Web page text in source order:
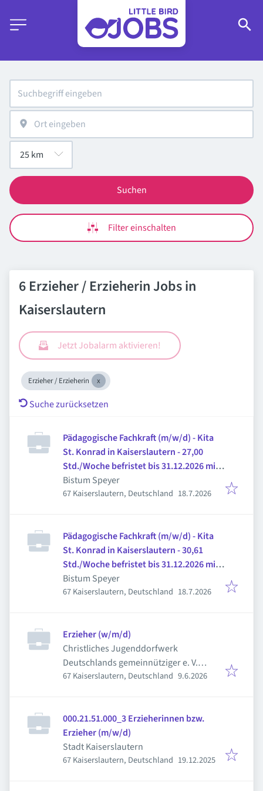
Suchen
Filter einschalten
6 Erzieher / Erzieherin Jobs in
Kaiserslautern
Jetzt Jobalarm aktivieren!
Erzieher / Erzieherin
Suche zurücksetzen
Pädagogische Fachkraft (m/w/d) - Kita
St. Konrad in Kaiserslautern - 27,00
Std./Woche befristet bis 31.12.2026 mit
Option auf Verlängerung
Bistum Speyer
67 Kaiserslautern, Deutschland Veröffentlicht :
18.7.2026
Pädagogische Fachkraft (m/w/d) - Kita
St. Konrad in Kaiserslautern - 30,61
Std./Woche befristet bis 31.12.2026 mit
Option auf Verlängerung
Bistum Speyer
67 Kaiserslautern, Deutschland Veröffentlicht :
18.7.2026
Erzieher (w/m/d)
Christliches Jugenddorfwerk
Deutschlands gemeinnütziger e. V.
(CJD)
67 Kaiserslautern, Deutschland Veröffentlicht :
9.6.2026
000.21.51.000_3 Erzieherinnen bzw.
Erzieher (m/w/d)
Stadt Kaiserslautern
67 Kaiserslautern, Deutschland Veröffentlicht :
19.12.2025